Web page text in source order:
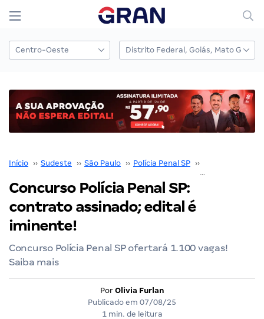
Início ›› Sudeste ›› São Paulo ›› Polícia Penal SP ››
Concurso Polícia Penal SP:
contrato assinado; edital é
iminente!
Concurso Polícia Penal SP ofertará 1.100 vagas!
Saiba mais
Por Olivia Furlan
Publicado em 07/08/25
1 min. de leitura